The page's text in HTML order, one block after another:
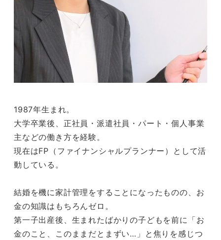
1987年生まれ。
大学卒業後、正社員・派遣社員・パート・個人事業
主などの働き方を経験。
現在はFP（ファイナンシャルプランナー）として活
動している。
結婚を機に家計管理をすることになったものの、お
金の知識はもちろんゼロ。
第一子出産後、生まれたばかりの子どもを前に「お
金のこと、このままだとまずい…」と焦りを感じつ